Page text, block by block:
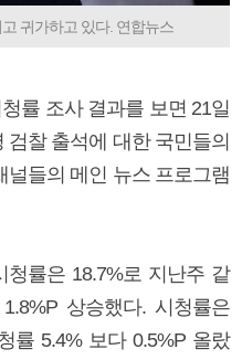
귀가하고 있다. 연합뉴스
률 조사 결과를 보면 21일
찰 출석에 대한 국민들의
널들의 메인 뉴스 프로그램
청률은 18.7%로 지난주 같
상승했다. 시청률은
률 5.4% 보다 0.5%P 올랐